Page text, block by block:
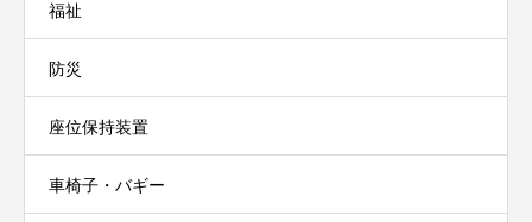
福祉
防災
座位保持装置
車椅子・バギー